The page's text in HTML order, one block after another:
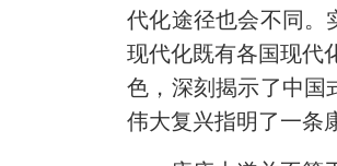
代化途径也会不同。
现代化既有各国现代
色，深刻揭示了中国
伟大复兴指明了一条